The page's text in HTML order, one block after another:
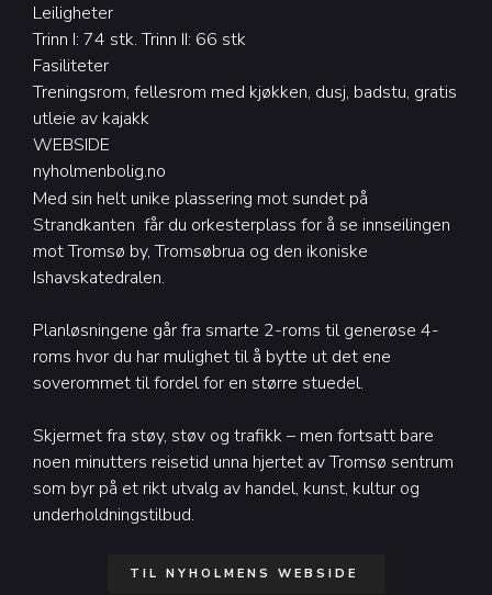
Med sin helt unike plassering mot sundet på
Strandkanten får du orkesterplass for å se innseilingen
mot Tromsø by, Tromsøbrua og den ikoniske
Ishavskatedralen.
Planløsningene går fra smarte 2-roms til generøse 4-
roms hvor du har mulighet til å bytte ut det ene
soverommet til fordel for en større stuedel.
Skjermet fra støy, støv og trafikk – men fortsatt bare
noen minutters reisetid unna hjertet av Tromsø sentrum
som byr på et rikt utvalg av handel, kunst, kultur og
underholdningstilbud.
TIL NYHOLMENS WEBSIDE
Leiligheter
Trinn I: 74 stk. Trinn II: 66 stk
Fasiliteter
Treningsrom, fellesrom med kjøkken, dusj, badstu, gratis
utleie av kajakk
WEBSIDE
nyholmenbolig.no